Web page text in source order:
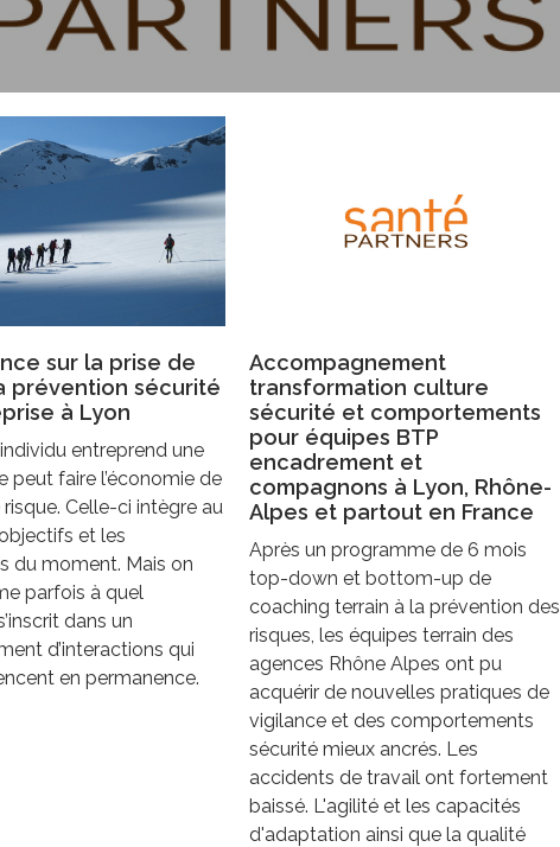
sur la prise de
prévention sécurité
à Lyon
individu entreprend une
peut faire l’économie de
Celle-ci intègre au
et les
du moment. Mais on
parfois à quel
dans un
d’interactions qui
en permanence.
Accompagnement
transformation culture
sécurité et comportements
pour équipes BTP
encadrement et
compagnons à Lyon, Rhône-
Alpes et partout en France
Après un programme de 6 mois
top-down et bottom-up de
coaching terrain à la prévention des
risques, les équipes terrain des
agences Rhône Alpes ont pu
acquérir de nouvelles pratiques de
vigilance et des comportements
sécurité mieux ancrés. Les
accidents de travail ont fortement
baissé. L'agilité et les capacités
d'adaptation ainsi que la qualité